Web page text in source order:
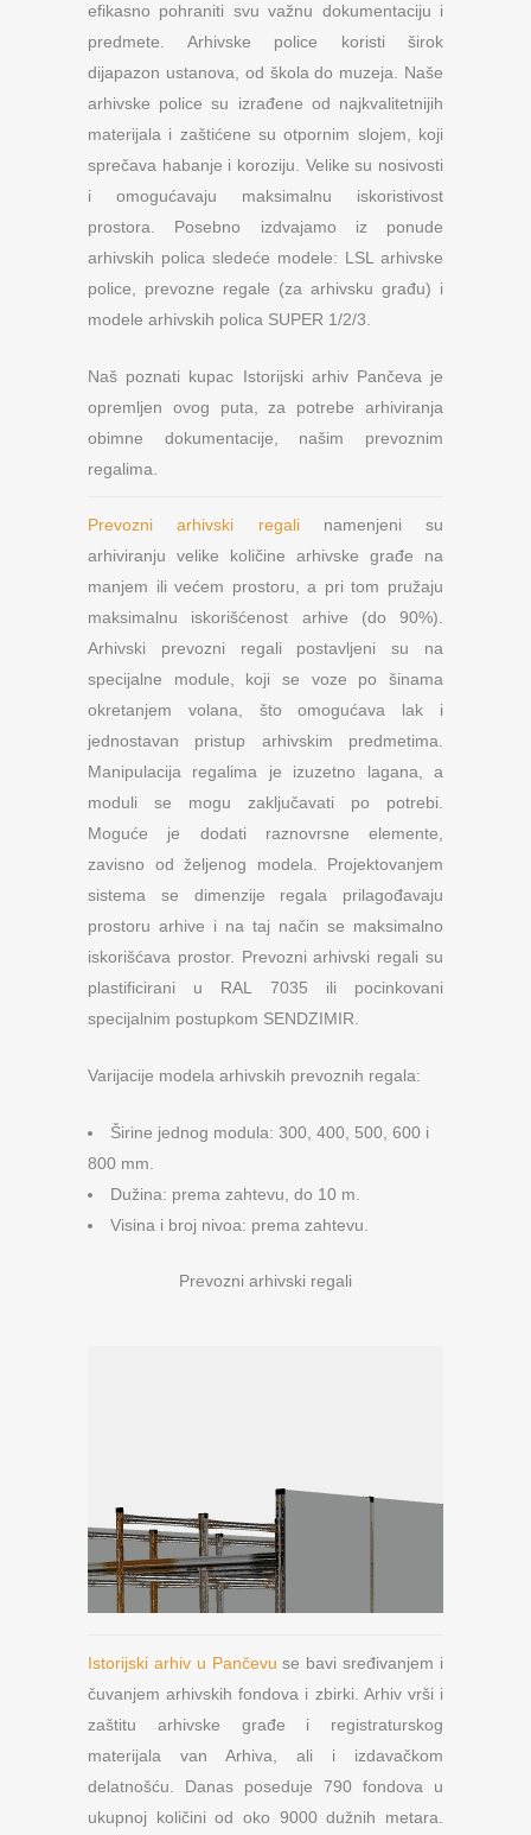
efikasno pohraniti svu važnu dokumentaciju i
predmete. Arhivske police koristi širok
dijapazon ustanova, od škola do muzeja. Naše
arhivske police su izrađene od najkvalitetnijih
materijala i zaštićene su otpornim slojem, koji
sprečava habanje i koroziju. Velike su nosivosti
i omogućavaju maksimalnu iskoristivost
prostora. Posebno izdvajamo iz ponude
arhivskih polica sledeće modele: LSL arhivske
police, prevozne regale (za arhivsku građu) i
modele arhivskih polica SUPER 1/2/3.
Naš poznati kupac Istorijski arhiv Pančeva je
opremljen ovog puta, za potrebe arhiviranja
obimne dokumentacije, našim prevoznim
regalima.
Prevozni arhivski regalinamenjeni su
arhiviranju velike količine arhivske građe na
manjem ili većem prostoru, a pri tom pružaju
maksimalnu iskorišćenost arhive (do 90%).
Arhivski prevozni regali postavljeni su na
specijalne module, koji se voze po šinama
okretanjem volana, što omogućava lak i
jednostavan pristup arhivskim predmetima.
Manipulacija regalima je izuzetno lagana, a
moduli se mogu zaključavati po potrebi.
Moguće je dodati raznovrsne elemente,
zavisno od željenog modela. Projektovanjem
sistema se dimenzije regala prilagođavaju
prostoru arhive i na taj način se maksimalno
iskorišćava prostor. Prevozni arhivski regali su
plastificirani u RAL 7035 ili pocinkovani
specijalnim postupkom SENDZIMIR.
Varijacije modela arhivskih prevoznih regala:
Širine jednog modula: 300, 400, 500, 600 i
800 mm.
Dužina: prema zahtevu, do 10 m.
Visina i broj nivoa: prema zahtevu.
Prevozni arhivski regali
Istorijski arhiv u Pančevu se bavi sređivanjem i
čuvanjem arhivskih fondova i zbirki. Arhiv vrši i
zaštitu arhivske građe i registraturskog
materijala van Arhiva, ali i izdavačkom
delatnošću. Danas poseduje 790 fondova u
ukupnoj količini od oko 9000 dužnih metara.